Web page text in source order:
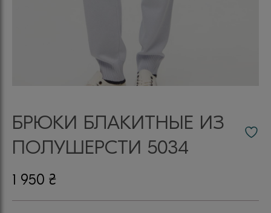
БРЮКИ БЛАКИТНЫЕ ИЗ
ПОЛУШЕРСТИ 5034
1 950 ₴